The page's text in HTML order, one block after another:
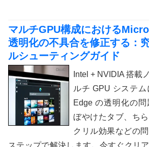
マルチGPU構成における
透明化の不具合を修正する：
ルシューティングガイド
Intel + NVIDIA 搭載
ルチ GPU システ
Edge の透明化の問
ぼやけたタブ、ち
クリル効果などの
ステップで解決します。今すぐクリ